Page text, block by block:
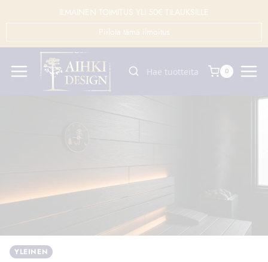
sisältöön
ILMAINEN TOIMITUS YLI 50€ TILAUKSILLE
Piilota tämä ilmoitus
0
YLEINEN